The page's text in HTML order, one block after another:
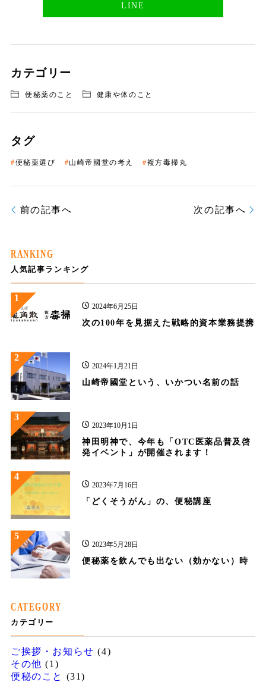
RANKING
人気記事ランキング
1
2024年6月25日
次の100年を見据えた戦略的資本業務提携
2
2024年1月21日
山崎帝國堂という、いかつい名前の話
3
2023年10月1日
神田明神で、今年も「OTC医薬品普及啓
発イベント」が開催されます！
4
2023年7月16日
「どくそうがん」の、便秘講座
5
2023年5月28日
便秘薬を飲んでも出ない（効かない）時
CATEGORY
カテゴリー
ご挨拶・お知らせ (4)
その他 (1)
便秘のこと
(31)
LINE
カテゴリー
便秘薬のこと 健康や体のこと
タグ
便秘薬選び 山崎帝國堂の考え 複方毒掃丸
前の記事へ 次の記事へ